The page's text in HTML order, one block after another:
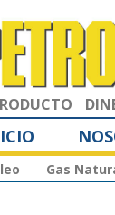
Gas